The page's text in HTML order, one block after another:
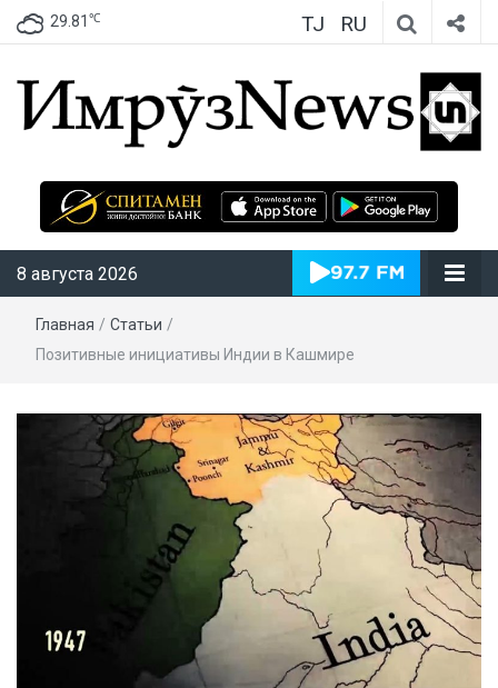
29.81 ℃ TJ RU
ИмрӯзNews
8 августа 2026
Главная / Статьи /
Позитивные инициативы Индии в Кашмире